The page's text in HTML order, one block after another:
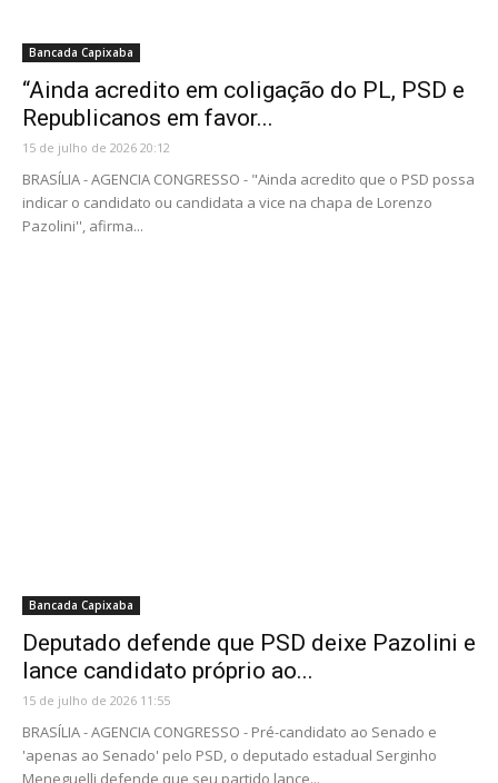
Bancada Capixaba
“Ainda acredito em coligação do PL, PSD e
Republicanos em favor...
15 de julho de 2026 20:12
BRASÍLIA - AGENCIA CONGRESSO - "Ainda acredito que o PSD possa
indicar o candidato ou candidata a vice na chapa de Lorenzo
Pazolini'', afirma...
Bancada Capixaba
Deputado defende que PSD deixe Pazolini e
lance candidato próprio ao...
15 de julho de 2026 11:55
BRASÍLIA - AGENCIA CONGRESSO - Pré-candidato ao Senado e
'apenas ao Senado' pelo PSD, o deputado estadual Serginho
Meneguelli defende que seu partido lance...